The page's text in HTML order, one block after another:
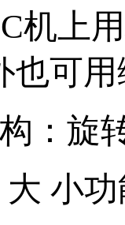
机上
也可
：旋
小